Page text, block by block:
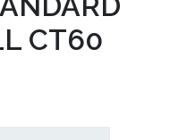
CT60